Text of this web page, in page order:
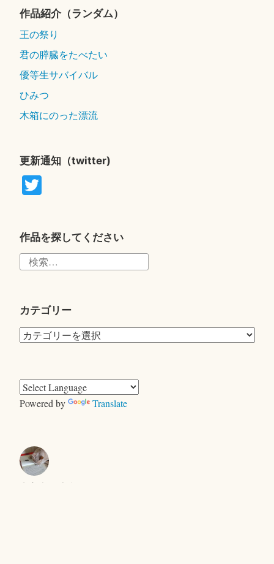
作品紹介（ランダム）
王の祭り
君の膵臓をたべたい
優等生サバイバル
ひみつ
木箱にのった漂流
更新通知（twitter)
T
r
作品を探してください
カテゴリー
カ
リ
ー
Powered by Translate
きむらともお